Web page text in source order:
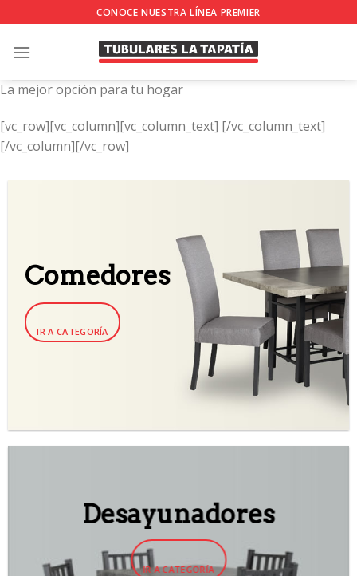
to
content
CONOCE NUESTRA LÍNEA PREMIER
La mejor opción para tu hogar
[vc_row][vc_column][vc_column_text] [/vc_column_text]
[/vc_column][/vc_row]
Comedores
IR A CATEGORÍA
Desayunadores
IR A CATEGORÍA